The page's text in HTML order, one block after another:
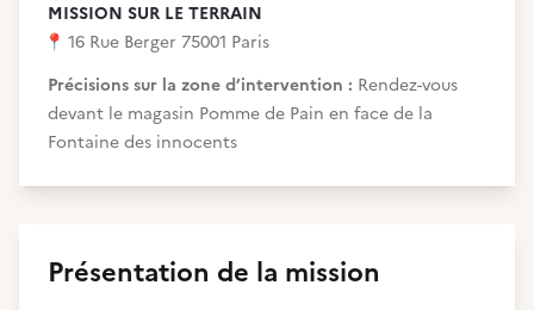
MISSION SUR LE TERRAIN
📍 16 Rue Berger 75001 Paris
Précisions sur la zone d’intervention : Rendez-vous
devant le magasin Pomme de Pain en face de la
Fontaine des innocents
Présentation de la mission